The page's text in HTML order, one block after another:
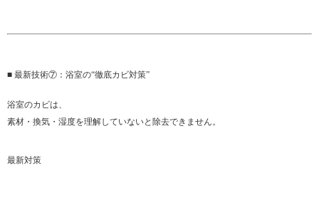
■ 最新技術⑦：浴室の“徹底カビ対策”
浴室のカビは、
素材・換気・湿度を理解していないと除去できません。
最新対策